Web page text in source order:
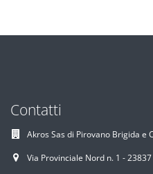
Contatti
Akros Sas di Pirovano Brigida e
Via Provinciale Nord n. 1 - 23837